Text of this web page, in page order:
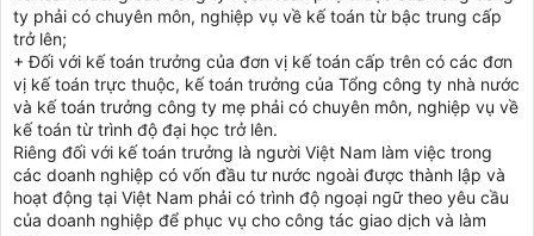
ty phải có chuyên môn, nghiệp vụ về kế toán từ bậc trung cấp
trở lên;
+ Đối với kế toán trưởng của đơn vị kế toán cấp trên có các đơn
vị kế toán trực thuộc, kế toán trưởng của Tổng công ty nhà nước
và kế toán trưởng công ty mẹ phải có chuyên môn, nghiệp vụ về
kế toán từ trình độ đại học trở lên.
Riêng đối với kế toán trưởng là người Việt Nam làm việc trong
các doanh nghiệp có vốn đầu tư nước ngoài được thành lập và
hoạt động tại Việt Nam phải có trình độ ngoại ngữ theo yêu cầu
của doanh nghiệp để phục vụ cho công tác giao dịch và làm